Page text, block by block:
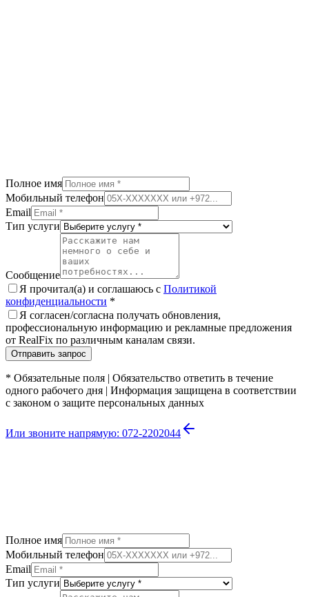
Полное имя
Мобильный телефон
Email
Тип услуги
Сообщение
Я прочитал(а) и соглашаюсь с Политикой
конфиденциальности *
Я согласен/согласна получать обновления,
профессиональную информацию и рекламные предложения
от RealFix по различным каналам связи.
Отправить запрос
* Обязательные поля | Обязательство ответить в течение
одного рабочего дня | Информация защищена в соответствии
с законом о защите персональных данных
Или звоните напрямую: 072-2202044
Полное имя
Мобильный телефон
Email
Тип услуги